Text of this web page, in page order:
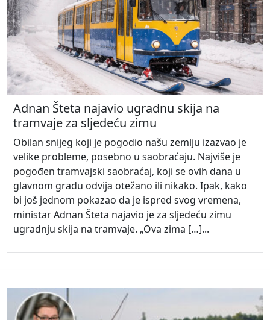
Adnan Šteta najavio ugradnu skija na
tramvaje za sljedeću zimu
Obilan snijeg koji je pogodio našu zemlju izazvao je
velike probleme, posebno u saobraćaju. Najviše je
pogođen tramvajski saobraćaj, koji se ovih dana u
glavnom gradu odvija otežano ili nikako. Ipak, kako
bi još jednom pokazao da je ispred svog vremena,
ministar Adnan Šteta najavio je za sljedeću zimu
ugradnju skija na tramvaje. „Ova zima […]...